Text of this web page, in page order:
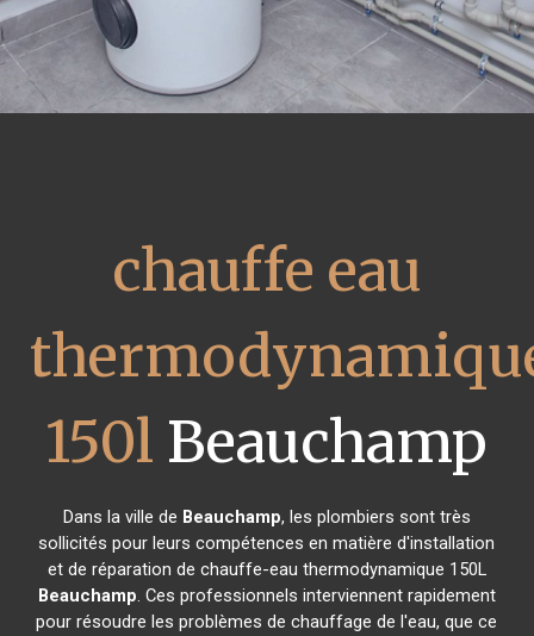
chauffe eau
150l Beauchamp
Dans la ville de Beauchamp, les plombiers sont très
sollicités pour leurs compétences en matière d'installation
et de réparation de chauffe-eau thermodynamique 150L
Beauchamp. Ces professionnels interviennent rapidement
pour résoudre les problèmes de chauffage de l'eau, que ce